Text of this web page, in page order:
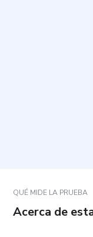
QUÉ MIDE LA PRUEBA
Acerca de